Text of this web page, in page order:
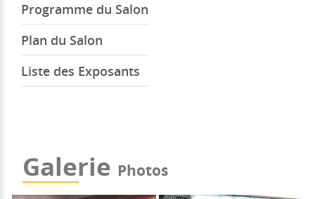
Programme du Salon
Plan du Salon
Liste des Exposants
Galerie Photos